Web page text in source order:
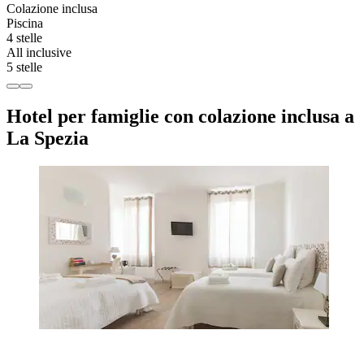
Colazione inclusa
Piscina
4 stelle
All inclusive
5 stelle
Hotel per famiglie con colazione inclusa a
La Spezia